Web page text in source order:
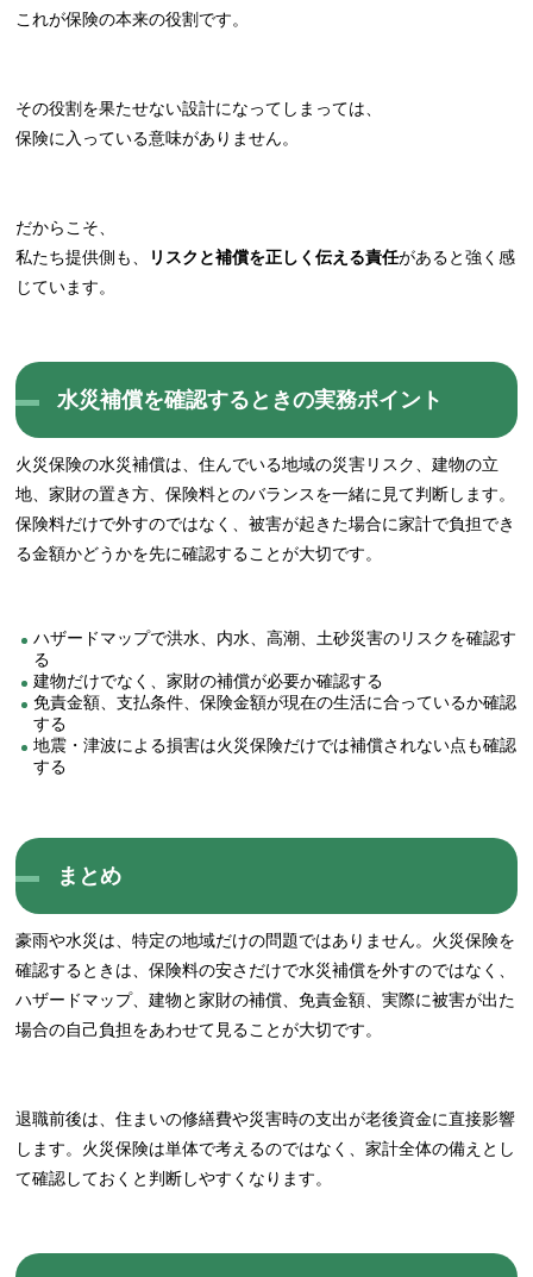
これが保険の本来の役割です。
その役割を果たせない設計になってしまっては、
保険に入っている意味がありません。
だからこそ、
私たち提供側も、
リスクと補償を正しく伝える責任があると強く感
じています。
水災補償を確認するときの実務ポイント
火災保険の水災補償は、住んでいる地域の災害リスク、建物の立
地、家財の置き方、保険料とのバランスを一緒に見て判断します。
保険料だけで外すのではなく、被害が起きた場合に家計で負担でき
る金額かどうかを先に確認することが大切です。
ハザードマップで洪水、内水、高潮、土砂災害のリスクを確認す
る
建物だけでなく、家財の補償が必要か確認する
免責金額、支払条件、保険金額が現在の生活に合っているか確認
する
地震・津波による損害は火災保険だけでは補償されない点も確認
する
まとめ
豪雨や水災は、特定の地域だけの問題ではありません。火災保険を
確認するときは、保険料の安さだけで水災補償を外すのではなく、
ハザードマップ、建物と家財の補償、免責金額、実際に被害が出た
場合の自己負担をあわせて見ることが大切です。
退職前後は、住まいの修繕費や災害時の支出が老後資金に直接影響
します。火災保険は単体で考えるのではなく、家計全体の備えとし
て確認しておくと判断しやすくなります。